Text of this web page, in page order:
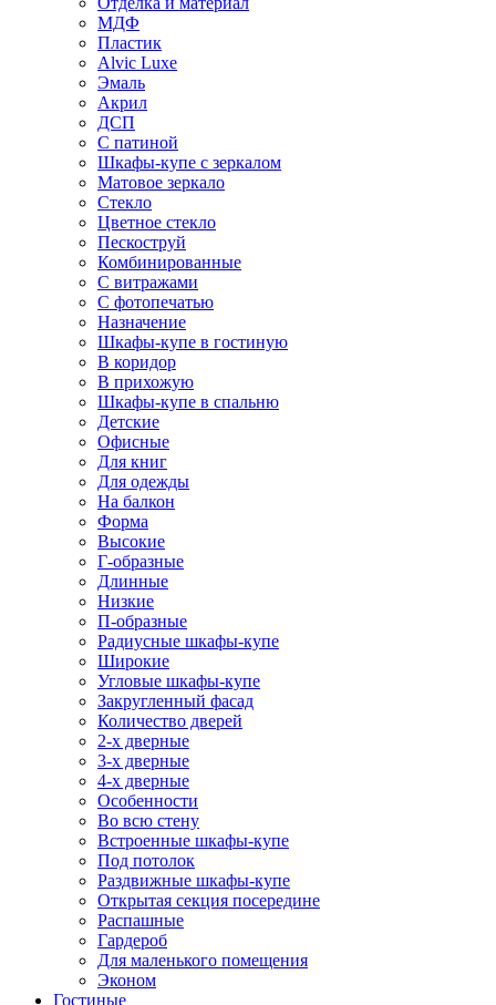
МДФ
Пластик
Alvic Luxe
Эмаль
Акрил
ДСП
С патиной
Шкафы-купе с зеркалом
Матовое зеркало
Стекло
Цветное стекло
Пескоструй
Комбинированные
С витражами
С фотопечатью
Назначение
Шкафы-купе в гостиную
В коридор
В прихожую
Шкафы-купе в спальню
Детские
Офисные
Для книг
Для одежды
На балкон
Форма
Высокие
Г-образные
Длинные
Низкие
П-образные
Радиусные шкафы-купе
Широкие
Угловые шкафы-купе
Закругленный фасад
Количество дверей
2-х дверные
3-х дверные
4-х дверные
Особенности
Во всю стену
Встроенные шкафы-купе
Под потолок
Раздвижные шкафы-купе
Открытая секция посередине
Распашные
Гардероб
Для маленького помещения
Эконом
Гостиные